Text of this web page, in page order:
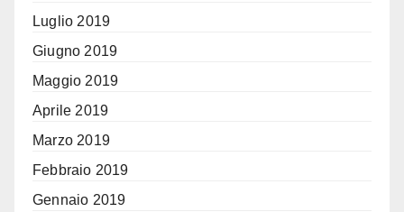
Luglio 2019
Giugno 2019
Maggio 2019
Aprile 2019
Marzo 2019
Febbraio 2019
Gennaio 2019